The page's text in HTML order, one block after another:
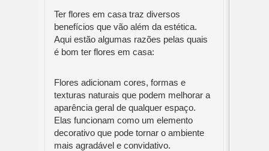
Ter flores em casa traz diversos
benefícios que vão além da estética.
Aqui estão algumas razões pelas quais
é bom ter flores em casa:
Flores adicionam cores, formas e
texturas naturais que podem melhorar a
aparência geral de qualquer espaço.
Elas funcionam como um elemento
decorativo que pode tornar o ambiente
mais agradável e convidativo.